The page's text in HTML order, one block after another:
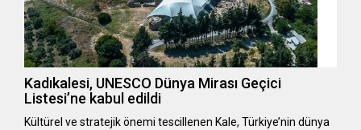
Kadıkalesi, UNESCO Dünya Mirası Geçici
Listesi’ne kabul edildi
Kültürel ve stratejik önemi tescillenen Kale, Türkiye’nin dünya